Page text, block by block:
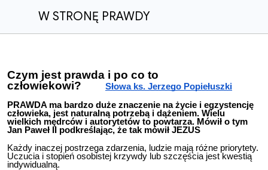
W STRONĘ PRAWDY
Czym jest prawda i po co to
człowiekowi?
Słowa ks. Jerzego Popiełuszki
PRAWDA ma bardzo duże znaczenie na życie i egzystencję
człowieka, jest naturalną potrzebą i dążeniem. Wielu
wielkich mędrców i autorytetów to powtarza. Mówił o tym
Jan Paweł II podkreślając, że tak mówił JEZUS
Każdy inaczej postrzega zdarzenia, ludzie mają różne priorytety.
Uczucia i stopień osobistej krzywdy lub szczęścia jest kwestią
indywidualną.